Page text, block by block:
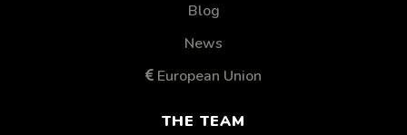
Blog
News
European Union
THE TEAM